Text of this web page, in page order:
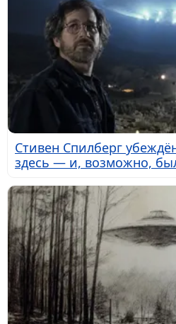
Стивен Спилберг
здесь — и, возможно,